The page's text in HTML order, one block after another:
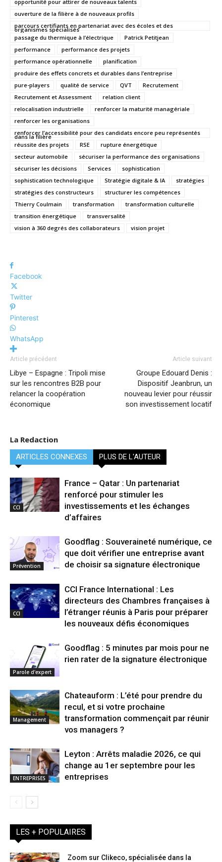
opportunité pour attirer de nouveaux talents
ouverture de la filière à de nouveaux profils
parcours certifiants en partenariat avec des écoles et des
organismes spécialisés
passage du thermique à l’électrique
Patrick Petitjean
performance
performance des projets
performance opérationnelle
planification
produire des effets concrets et durables dans l’entreprise
pure-players
qualité de service QVT
Recrutement
Recrutement et Assessment
relation client
relocalisation industrielle
renforcer la maturité managériale
renforcer les organisations
renforcer l’accessibilité pour des candidats encore peu représentés
dans la filière
réussite des projets
RSE
rupture énergétique
secteur automobile
sécuriser la performance des organisations
sécuriser les décisions
Services
sophistication
sophistication technologique
Stratégie digitale & IA
stratégies
stratégies des constructeurs
structurer les compétences
Thierry Coulmain
transformation
transformation culturelle
transition énergétique
transversalité
vision à 360 degrés des collaborateurs
vision projet
Facebook
Twitter
Pinterest
WhatsApp
Article précédent
Libye – Espagne : Tripoli mise
sur les rencontres B2B pour
relancer la coopération
économique
Article suivant
Groupe Edouard Denis :
Dispositif Jeanbrun, un
nouveau levier pour réussir
son investissement locatif
La Redaction
ARTICLES CONNEXES PLUS DE L'AUTEUR
CCI
France – Qatar : Un partenariat
renforcé pour stimuler les
investissements et les échanges
d’affaires
Prévention
Goodflag : Souveraineté numérique, ce
que doit vérifier une entreprise avant
de choisir sa signature électronique
CCI
CCI France International : Les
directeurs des Chambres françaises à
l’étranger réunis à Paris pour préparer
les nouveaux défis économiques
Parole d'expert
Goodflag : 5 minutes par mois pour ne
rien rater de la signature électronique
Management
Chateauform : L’été pour prendre du
recul, et si votre prochaine
transformation commençait par réunir
vos managers ?
ENTREPRISES
Leyton : Arrêts maladie 2026, ce qui
change au 1er septembre pour les
entreprises
LES + POPULAIRES
Zoom sur Clikeco, spécialisée dans la